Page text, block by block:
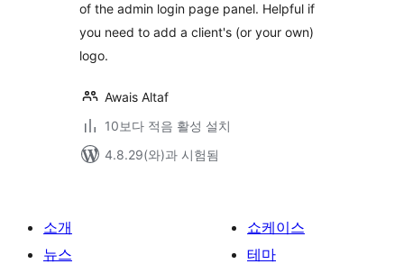
of the admin login page panel. Helpful if
you need to add a client's (or your own)
logo.
Awais Altaf
10보다 적음 활성 설치
4.8.29(와)과 시험됨
소개
뉴스
쇼케이스
테마